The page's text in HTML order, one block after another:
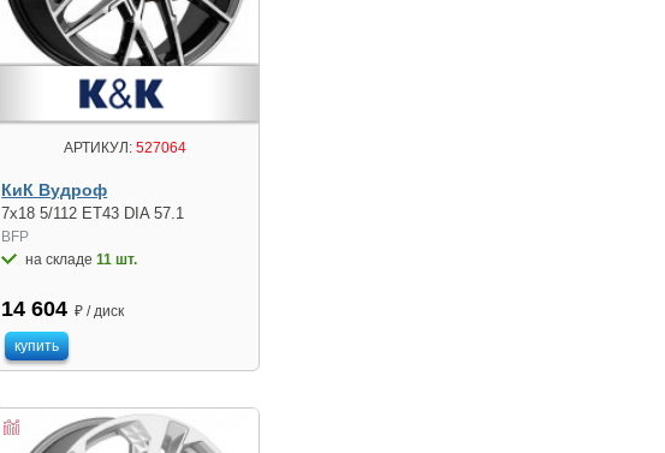
АРТИКУЛ: 527064
КиК Вудроф
7x18 5/112 ET43 DIA 57.1
BFP
на складе11 шт.
14 604 ₽ / диск
купить